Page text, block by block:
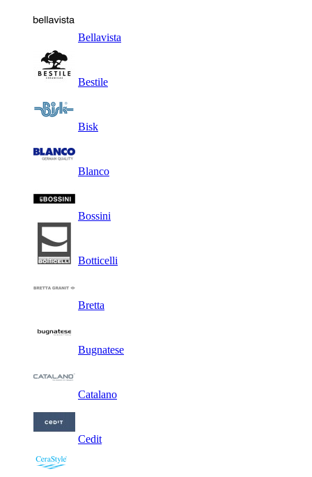
Bellavista
Bestile
Bisk
Blanco
Bossini
Botticelli
Bretta
Bugnatese
Catalano
Cedit